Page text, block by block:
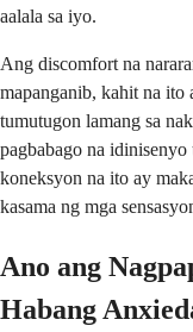
aalala sa iyo.
Ang discomfort na
mapanganib, kahit na ito
tumutugon lamang sa
pagbabago na
koneksyon na ito ay
kasama ng mga
Ano ang
Habang